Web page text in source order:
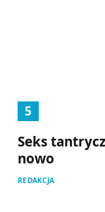
Seks
nowo
REDAKCJA